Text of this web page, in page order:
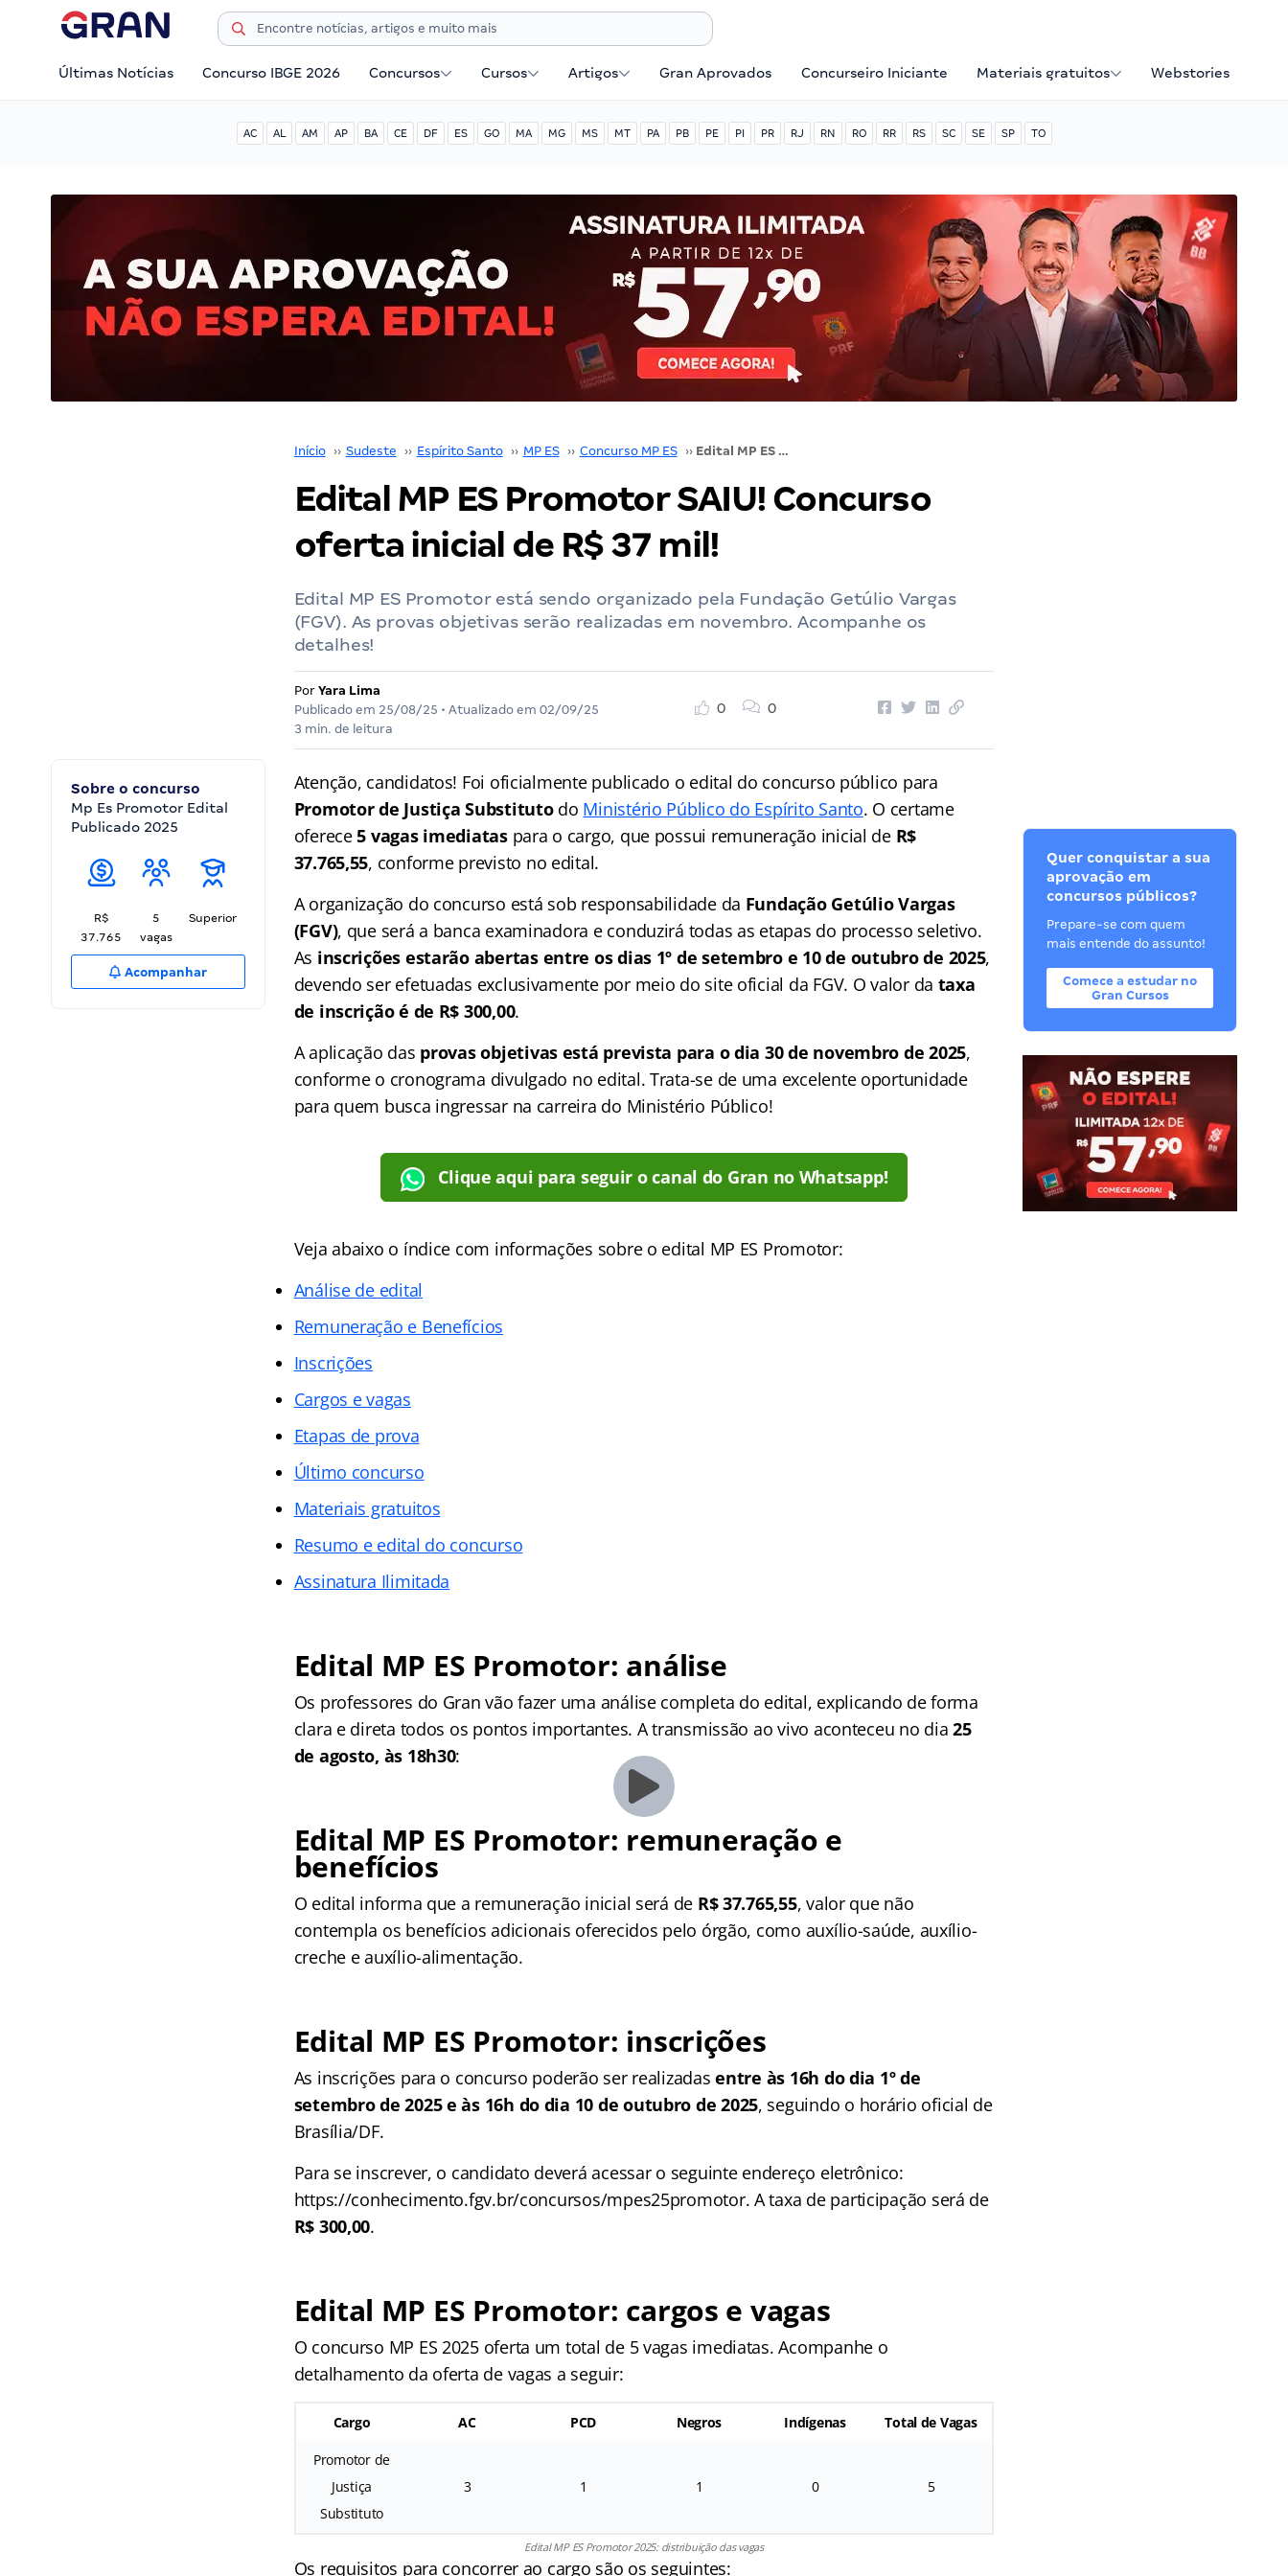
Últimas Notícias Concurso IBGE 2026 Concursos Cursos Artigos Gran Aprovados Concurseiro Iniciante Materiais gratuitos Webstories
AC AL AM AP BA CE DF ES GO MA MG MS MT PA PB PE PI PR RJ RN RO RR RS SC SE SP TO
Início ›› Sudeste ›› Espírito Santo ›› MP ES ›› Concurso MP ES ›› Edital MP ES Promotor SAIU! Concurso oferta inicial de R$ 37 mil!
Edital MP ES Promotor SAIU! Concurso
oferta inicial de R$ 37 mil!
Edital MP ES Promotor está sendo organizado pela Fundação Getúlio Vargas
(FGV). As provas objetivas serão realizadas em novembro. Acompanhe os
detalhes!
Por Yara Lima
Publicado em 25/08/25 • Atualizado em 02/09/25
3 min. de leitura
0 0
Sobre o concurso
Mp Es Promotor Edital
Publicado 2025
R$
37.765
5
vagas
Superior
Acompanhar
Atenção, candidatos! Foi oficialmente publicado o edital do concurso público para
Promotor de Justiça Substitutodo Ministério Público do Espírito Santo. O certame
oferece5 vagas imediataspara o cargo, que possui remuneração inicial de R$
37.765,55, conforme previsto no edital.
A organização do concurso está sob responsabilidade da Fundação Getúlio Vargas
(FGV), que será a banca examinadora e conduzirá todas as etapas do processo seletivo.
As inscrições estarão abertas entre os dias 1º de setembro e 10 de outubro de 2025,
devendo ser efetuadas exclusivamente por meio do site oficial da FGV. O valor da taxa
de inscrição é de R$ 300,00.
A aplicação das provas objetivas está prevista para o dia 30 de novembro de 2025,
conforme o cronograma divulgado no edital. Trata-se de uma excelente oportunidade
para quem busca ingressar na carreira do Ministério Público!
Clique aqui para seguir o canal do Gran no Whatsapp!
Veja abaixo o índice com informações sobre o edital MP ES Promotor:
Análise de edital
Remuneração e Benefícios
Inscrições
Cargos e vagas
Etapas de prova
Último concurso
Materiais gratuitos
Resumo e edital do concurso
Assinatura Ilimitada
Edital MP ES Promotor: análise
Os professores do Gran vão fazer uma análise completa do edital, explicando de forma
clara e direta todos os pontos importantes. A transmissão ao vivo aconteceu no dia 25
de agosto, às 18h30:
Edital MP ES Promotor: remuneração e
benefícios
O edital informa que a remuneração inicial será de R$ 37.765,55, valor que não
contempla os benefícios adicionais oferecidos pelo órgão, como auxílio-saúde, auxílio-
creche e auxílio-alimentação.
Edital MP ES Promotor: inscrições
As inscrições para o concurso poderão ser realizadasentre às 16h do dia 1º de
setembro de 2025 e às 16h do dia 10 de outubro de 2025, seguindo o horário oficial de
Brasília/DF.
Para se inscrever, o candidato deverá acessar o seguinte endereço eletrônico:
https://conhecimento.fgv.br/concursos/mpes25promotor. A taxa de participação será de
R$ 300,00.
Edital MP ES Promotor: cargos e vagas
O concurso MP ES 2025 oferta um total de 5 vagas imediatas. Acompanhe o
detalhamento da oferta de vagas a seguir:
Cargo AC PCD Negros Indígenas Total de Vagas
Promotor de
Justiça
Substituto
3 1 1 0 5
Edital MP ES Promotor 2025: distribuição das vagas
Os requisitos para concorrer ao cargo são os seguintes:
Quer conquistar a sua
aprovação em
concursos públicos?
Prepare-se com quem
mais entende do assunto!
Comece a estudar no
Gran Cursos